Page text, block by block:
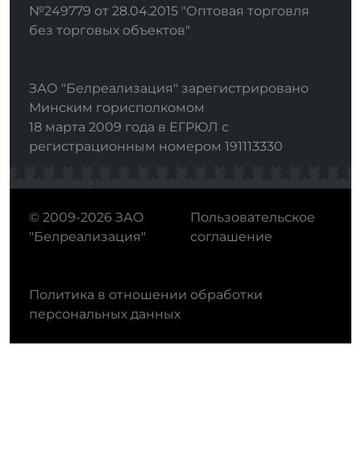
№249779 от 28.04.2015 "Оптовая торговля
без торговых объектов"
ЗАО "Белреализация" зарегистрировано
Минским горисполкомом
18 марта 2009 года в ЕГРЮЛ с
регистрационным номером 191113330
© 2009-2026 ЗАО
"Белреализация"
Пользовательское
соглашение
Политика в отношении обработки
персональных данных